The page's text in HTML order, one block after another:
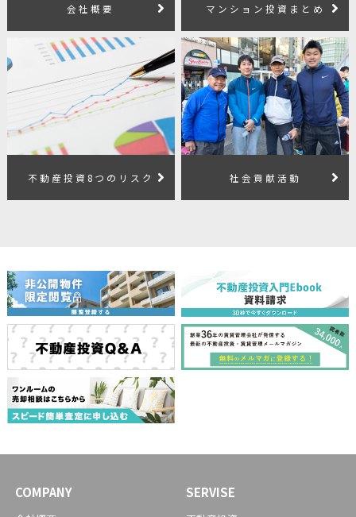
会社概要 マンション投資まとめ
不動産投資8つのリスク 社会貢献活動
COMPANY SERVISE